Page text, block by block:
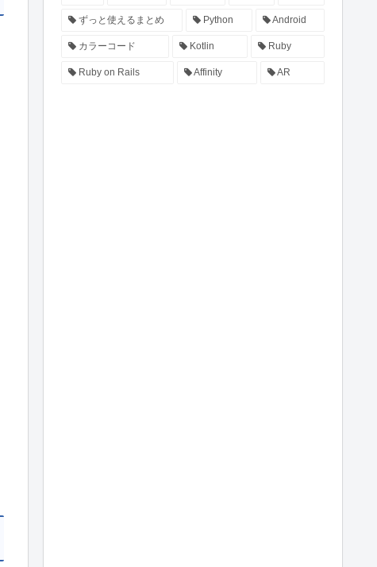
ずっと使えるまとめ Python Android
カラーコード Kotlin Ruby
Ruby on Rails Affinity AR